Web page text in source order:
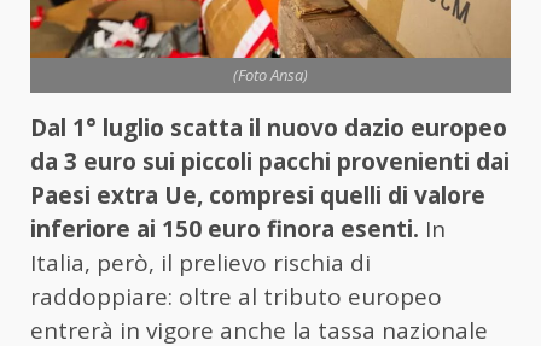
(Foto Ansa)
Dal 1° luglio scatta il nuovo dazio europeo
da 3 euro sui piccoli pacchi provenienti dai
Paesi extra Ue, compresi quelli di valore
inferiore ai 150 euro finora esenti. In
Italia, però, il prelievo rischia di
raddoppiare: oltre al tributo europeo
entrerà in vigore anche la tassa nazionale